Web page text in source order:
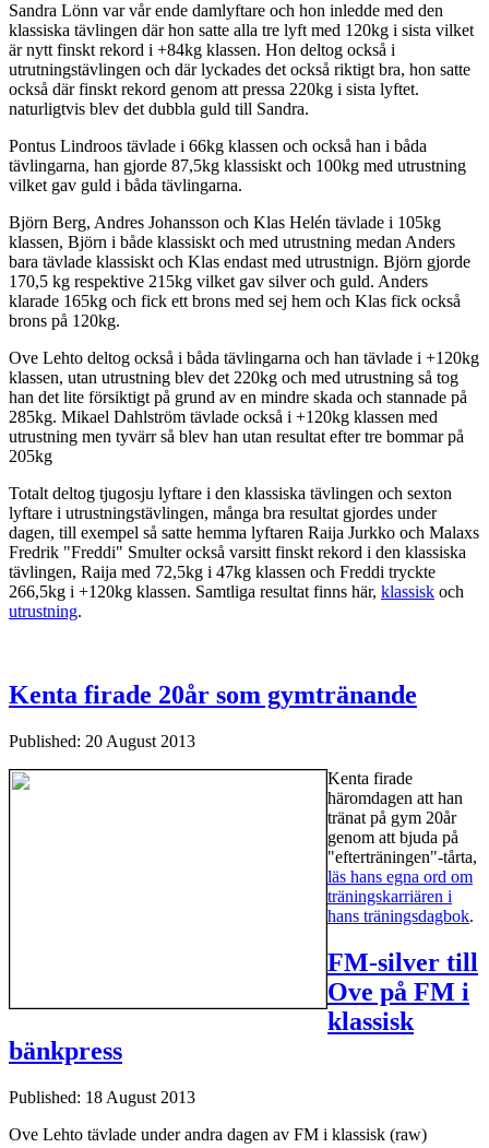
Sandra Lönn var vår ende damlyftare och hon inledde med den
klassiska tävlingen där hon satte alla tre lyft med 120kg i sista vilket
är nytt finskt rekord i +84kg klassen. Hon deltog också i
utrutningstävlingen och där lyckades det också riktigt bra, hon satte
också där finskt rekord genom att pressa 220kg i sista lyftet.
naturligtvis blev det dubbla guld till Sandra.
Pontus Lindroos tävlade i 66kg klassen och också han i båda
tävlingarna, han gjorde 87,5kg klassiskt och 100kg med utrustning
vilket gav guld i båda tävlingarna.
Björn Berg, Andres Johansson och Klas Helén tävlade i 105kg
klassen, Björn i både klassiskt och med utrustning medan Anders
bara tävlade klassiskt och Klas endast med utrustnign. Björn gjorde
170,5 kg respektive 215kg vilket gav silver och guld. Anders
klarade 165kg och fick ett brons med sej hem och Klas fick också
brons på 120kg.
Ove Lehto deltog också i båda tävlingarna och han tävlade i +120kg
klassen, utan utrustning blev det 220kg och med utrustning så tog
han det lite försiktigt på grund av en mindre skada och stannade på
285kg. Mikael Dahlström tävlade också i +120kg klassen med
utrustning men tyvärr så blev han utan resultat efter tre bommar på
205kg
Totalt deltog tjugosju lyftare i den klassiska tävlingen och sexton
lyftare i utrustningstävlingen, många bra resultat gjordes under
dagen, till exempel så satte hemma lyftaren Raija Jurkko och Malaxs
Fredrik "Freddi" Smulter också varsitt finskt rekord i den klassiska
tävlingen, Raija med 72,5kg i 47kg klassen och Freddi tryckte
266,5kg i +120kg klassen. Samtliga resultat finns här, klassisk och
utrustning.
Kenta firade 20år som gymtränande
Published: 20 August 2013
Kenta firade
häromdagen att han
tränat på gym 20år
genom att bjuda på
"efterträningen"-tårta,
läs hans egna ord om
träningskarriären i
hans träningsdagbok.
FM-silver till
Ove på FM i
klassisk
bänkpress
Published: 18 August 2013
Ove Lehto tävlade under andra dagen av FM i klassisk (raw)